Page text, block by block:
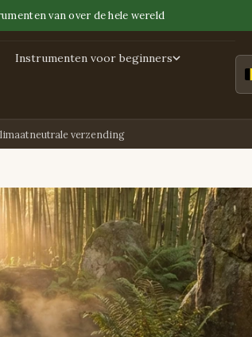
van over de hele wereld
Instrumenten voor beginners
verzending